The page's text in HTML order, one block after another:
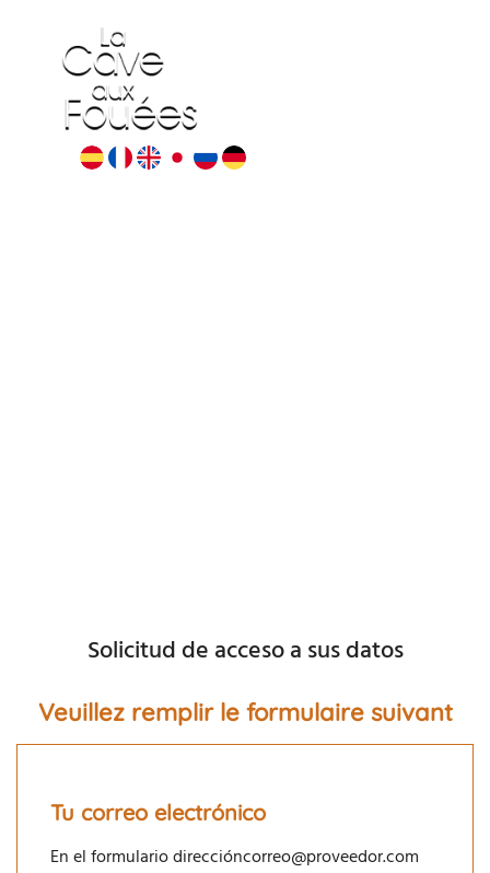
Solicitud de acceso a sus datos
Veuillez remplir le formulaire suivant
Tu correo electrónico
En el formulario direccióncorreo@proveedor.com